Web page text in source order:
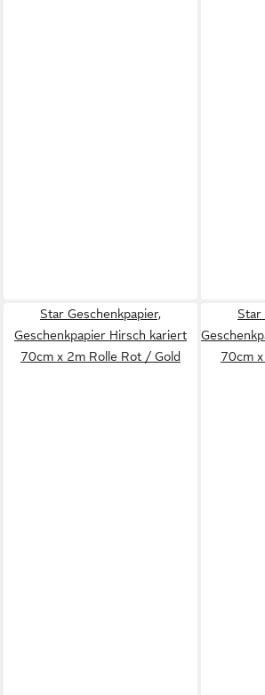
Star Geschenkpapier,
Geschenkpapier Hirsch kariert
70cm x 2m Rolle Rot / Gold
Star
70cm